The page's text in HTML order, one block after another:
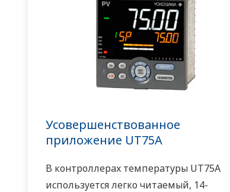
Усовершенствованное
приложение UT75A
В контроллерах температуры UT75A
используется легко читаемый, 14-